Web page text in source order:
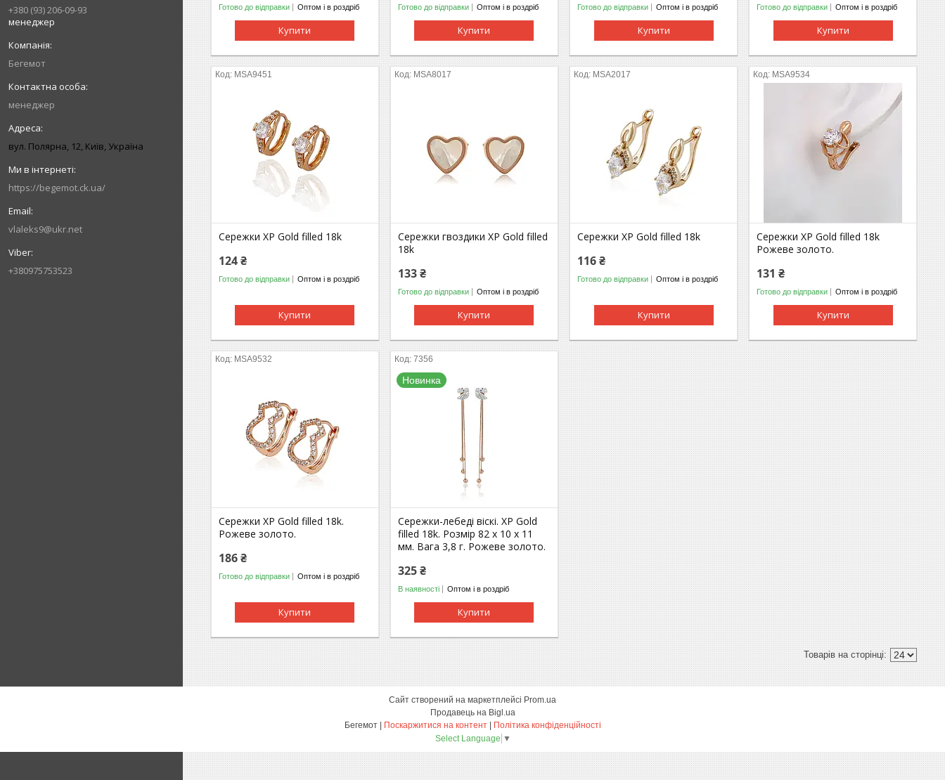
+380 (93) 206-09-93
менеджер
Бегемот
менеджер
вул. Полярна, 12, Київ, Україна
https://begemot.ck.ua/
vlaleks9@ukr.net
+380975753523
Готово до відправки Оптом і в роздріб
Купити
Готово до відправки Оптом і в роздріб
Купити
Готово до відправки Оптом і в роздріб
Купити
Готово до відправки Оптом і в роздріб
Купити
МSA9451
Сережки ХР Gold filled 18k
124 ₴
Готово до відправки Оптом і в роздріб
Купити
MSA8017
Сережки гвоздики ХР Gold filled
18k
133 ₴
Готово до відправки Оптом і в роздріб
Купити
МSA2017
Сережки ХР Gold filled 18k
116 ₴
Готово до відправки Оптом і в роздріб
Купити
МSA9534
Сережки ХР Gold filled 18k
Рожеве золото.
131 ₴
Готово до відправки Оптом і в роздріб
Купити
MSA9532
Сережки ХР Gold filled 18k.
Рожеве золото.
186 ₴
Готово до відправки Оптом і в роздріб
Купити
7356
Новинка
Сережки-лебеді віскі. ХР Gold
filled 18k. Розмір 82 х 10 х 11
мм. Вага 3,8 г. Рожеве золото.
325 ₴
В наявності Оптом і в роздріб
Купити
Сайт створений на маркетплейсі Prom.ua
Продавець на Bigl.ua
Поскаржитися на контент
Політика конфіденційності
Select Language ▼